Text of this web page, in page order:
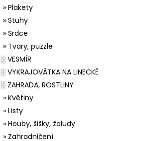
» Plakety
» Stuhy
» Srdce
» Tvary, puzzle
░ VESMÍR
░ VYKRAJOVÁTKA NA LINECKÉ
░ ZAHRADA, ROSTLINY
» Květiny
» Listy
» Houby, šišky, žaludy
» Zahradničení